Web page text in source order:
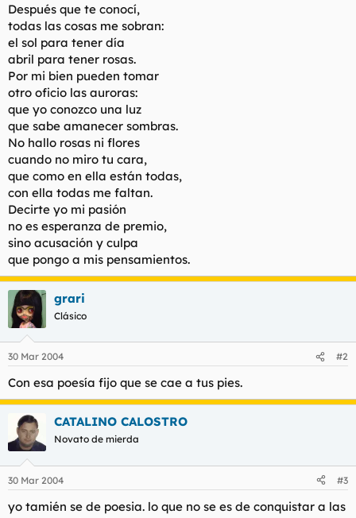
l
t
e
m
i
o
Después que te conocí,
todas las cosas me sobran:
el sol para tener día
abril para tener rosas.
Por mi bien pueden tomar
otro oficio las auroras:
que yo conozco una luz
que sabe amanecer sombras.
No hallo rosas ni flores
cuando no miro tu cara,
que como en ella están todas,
con ella todas me faltan.
Decirte yo mi pasión
no es esperanza de premio,
sino acusación y culpa
que pongo a mis pensamientos.
grari
Clásico
30 Mar 2004 #2
Con esa poesía fijo que se cae a tus pies.
CATALINO CALOSTRO
Novato de mierda
30 Mar 2004 #3
yo tamién se de poesia. lo que no se es de conquistar a las